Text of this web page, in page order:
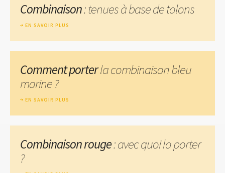
Combinaison: tenues à base de talons
EN SAVOIR PLUS
Comment porterla combinaison bleu
marine ?
EN SAVOIR PLUS
Combinaison rouge: avec quoi la porter
?